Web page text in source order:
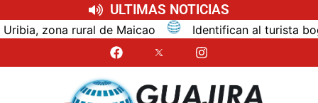
ULTIMAS NOTICIAS
Identifican al turista bogotano que murió por